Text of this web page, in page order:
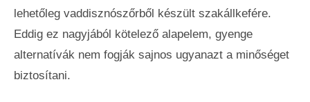
lehetőleg vaddisznószőrből készült szakállkefére.
Eddig ez nagyjából kötelező alapelem, gyenge
alternatívák nem fogják sajnos ugyanazt a minőséget
biztosítani.